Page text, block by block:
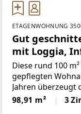
ETAGENWOHNUNG
Gut
mit Loggia,
in Krems
Diese rund 100
gepflegten
Jahren überzeugt
großzügige
dieser Form nur
98,91 m² 3